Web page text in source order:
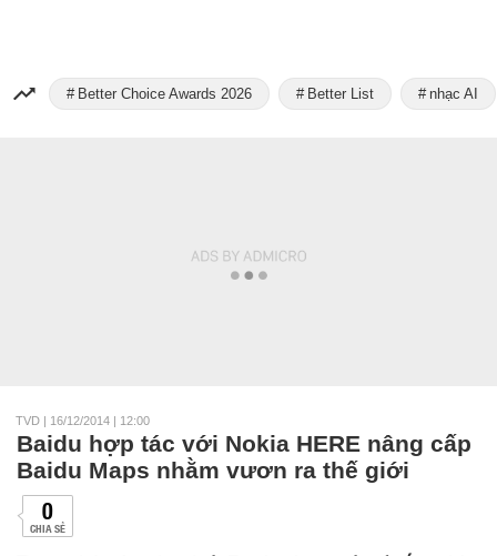
Better Choice Awards 2026 Better List nhạc AI
TVD | 16/12/2014 | 12:00
Baidu hợp tác với Nokia HERE nâng cấp
Baidu Maps nhằm vươn ra thế giới
0
CHIA SẺ